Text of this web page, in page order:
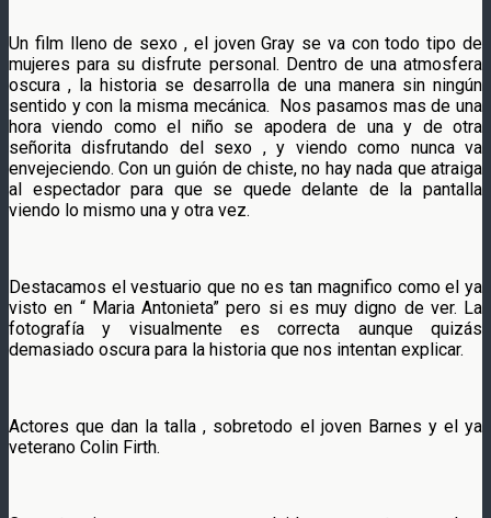
Un film lleno de sexo , el joven Gray se va con todo tipo de
mujeres para su disfrute personal. Dentro de una atmosfera
oscura , la historia se desarrolla de una manera sin ningún
sentido y con la misma mecánica. Nos pasamos mas de una
hora viendo como el niño se apodera de una y de otra
señorita disfrutando del sexo , y viendo como nunca va
envejeciendo. Con un guión de chiste, no hay nada que atraiga
al espectador para que se quede delante de la pantalla
viendo lo mismo una y otra vez.
Destacamos el vestuario que no es tan magnifico como el ya
visto en “ Maria Antonieta” pero si es muy digno de ver. La
fotografía y visualmente es correcta aunque quizás
demasiado oscura para la historia que nos intentan explicar.
Actores que dan la talla , sobretodo el joven Barnes y el ya
veterano Colin Firth.